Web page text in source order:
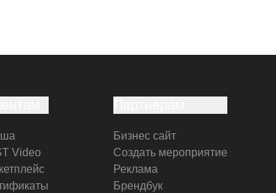
Video
Бизнес сайт
Создать мероприятие
Реклама
Брендбук